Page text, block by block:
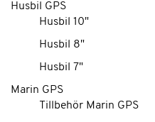
Husbil GPS
Husbil 10"
Husbil 8"
Husbil 7"
Marin GPS
Tillbehör Marin GPS